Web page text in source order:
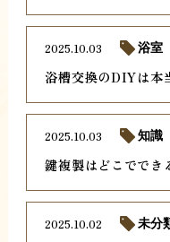
浴槽交換のDIYは本
2025.10.03 浴室
鍵複製はどこででき
2025.10.03 知識
2025.10.02 未分